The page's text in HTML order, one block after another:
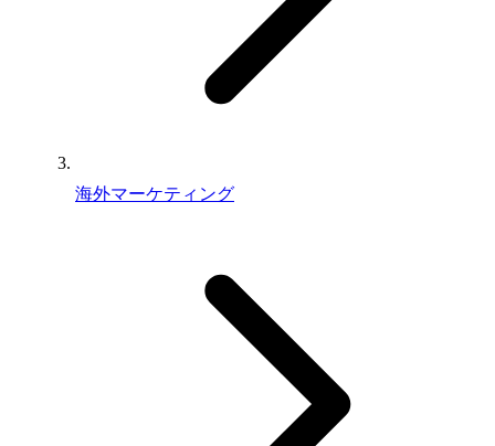
海外マーケティング